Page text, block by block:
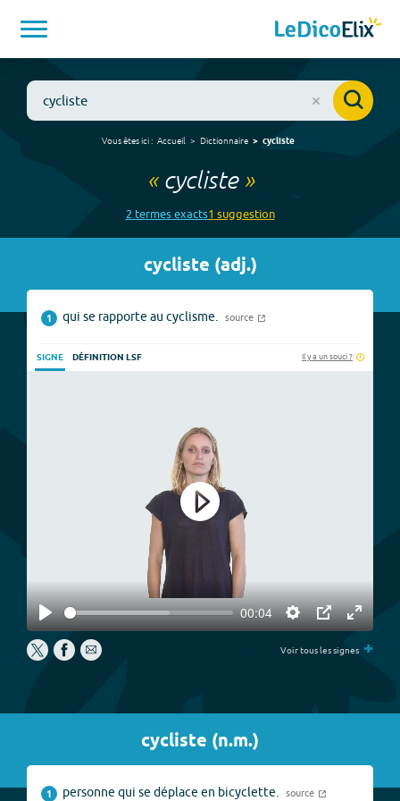
Vous êtes ici : Accueil Dictionnaire cycliste
« cycliste»
2 termesexacts1 suggestion
cycliste (adj.)
1 qui se rapporte au cyclisme. source
SIGNE DÉFINITION LSF Il y a un souci ?
Play
00:04
Settings
PIP
Enter
Play
Voir tous les signes +
cycliste (n.m.)
1 personne qui se déplace en bicyclette. source